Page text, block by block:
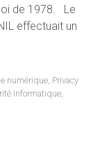
loi de 1978. Le
effectuait un
numérique, Privacy
Informatique